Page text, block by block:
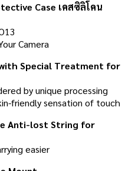
Case เคสซิลิโคน
Camera
Special Treatment for
by unique processing
friendly sensation of touch
Anti-lost String for
easier